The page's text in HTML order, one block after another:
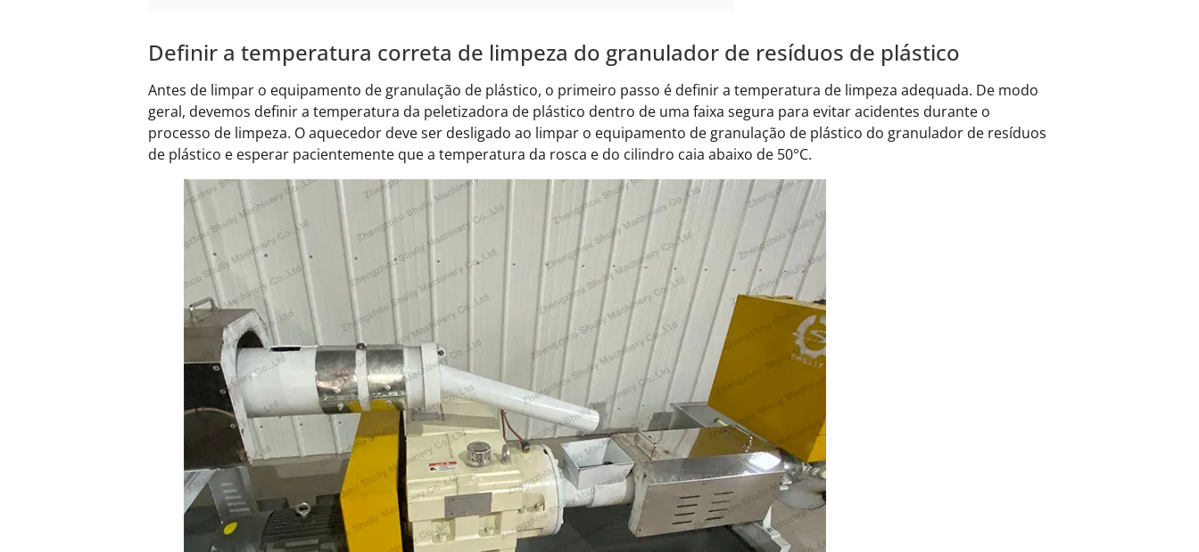
Definir a temperatura correta de limpeza do granulador de resíduos de plástico
Antes de limpar o equipamento de granulação de plástico, o primeiro passo é definir a temperatura de limpeza adequada. De modo
geral, devemos definir a temperatura da peletizadora de plástico dentro de uma faixa segura para evitar acidentes durante o
processo de limpeza. O aquecedor deve ser desligado ao limpar o equipamento de granulação de plástico do granulador de resíduos
de plástico e esperar pacientemente que a temperatura da rosca e do cilindro caia abaixo de 50°C.